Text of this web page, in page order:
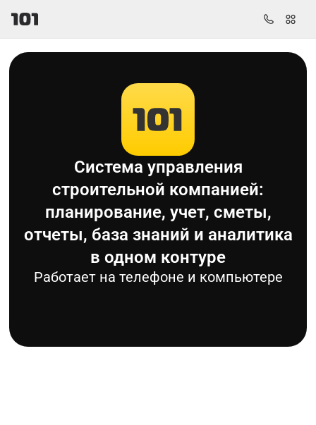
Система управления
строительной компанией:
планирование, учет, сметы,
отчеты, база знаний и аналитика
в одном контуре
Работает на телефоне и компьютере